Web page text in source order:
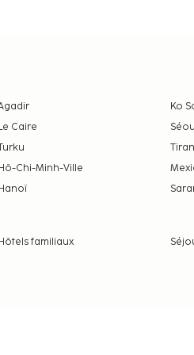
Ko
Caire
Chi-Minh-Ville
familiaux